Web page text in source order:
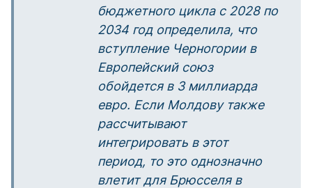
бюджетного цикла с 2028 по
2034 год определила, что
вступление Черногории в
Европейский союз
обойдется в 3 миллиарда
евро. Если Молдову также
рассчитывают
интегрировать в этот
период, то это однозначно
влетит для Брюсселя в